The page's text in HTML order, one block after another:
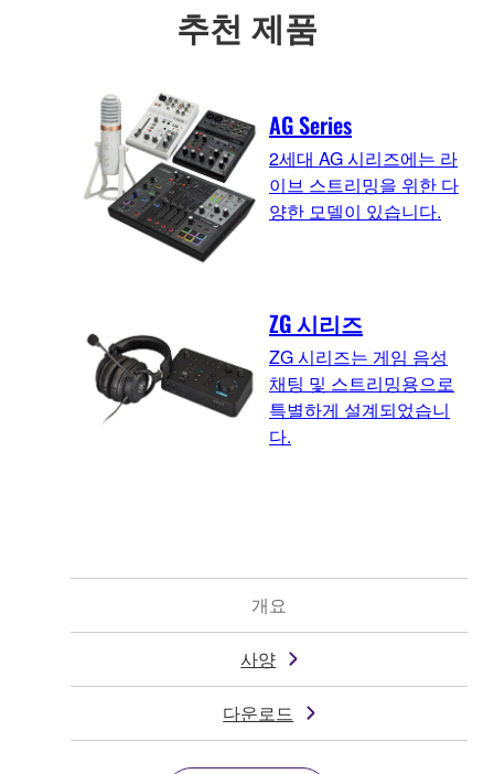
추천 제품
AG Series
2세대 AG 시리즈에는 라
이브 스트리밍을 위한 다
양한 모델이 있습니다.
ZG 시리즈
ZG 시리즈는 게임 음성
채팅 및 스트리밍용으로
특별하게 설계되었습니
다.
개요
사양
다운로드